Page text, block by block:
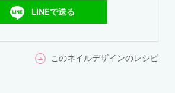
LINEで送る
このネイルデザインのレシピ